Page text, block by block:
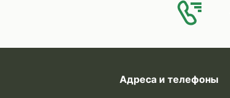
Адреса и телефоны